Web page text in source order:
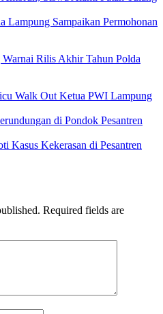
Lampung Sampaikan Permohonan
Rilis Akhir Tahun Polda
Walk Out Ketua PWI Lampung
di Pondok Pesantren
Kasus Kekerasan di Pesantren
Required fields are